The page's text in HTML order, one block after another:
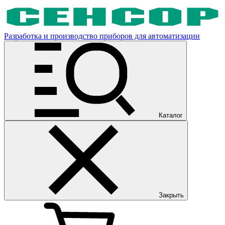
Разработка и производство приборов для автоматизации
Каталог
Закрыть